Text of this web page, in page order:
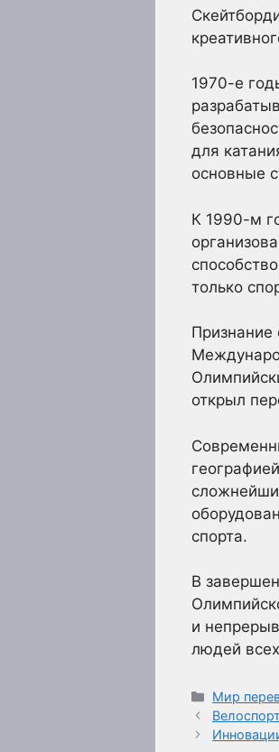
1970-е
для
основные
К 1990-м
только
Признание
открыл
спорта.
В
и
людей
Рубрики
Мир